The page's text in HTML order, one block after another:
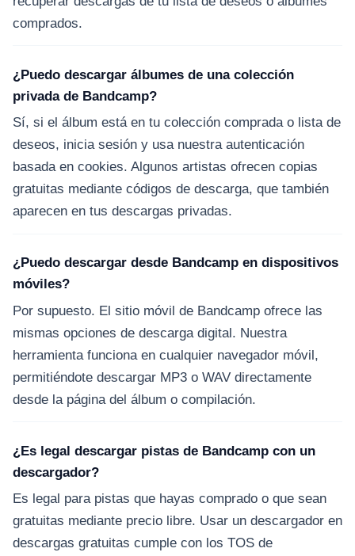
comprados.
¿Puedo descargar álbumes de una colección
privada de Bandcamp?
Sí, si el álbum está en tu colección comprada o lista de
deseos, inicia sesión y usa nuestra autenticación
basada en cookies. Algunos artistas ofrecen copias
gratuitas mediante códigos de descarga, que también
aparecen en tus descargas privadas.
¿Puedo descargar desde Bandcamp en dispositivos
móviles?
Por supuesto. El sitio móvil de Bandcamp ofrece las
mismas opciones de descarga digital. Nuestra
herramienta funciona en cualquier navegador móvil,
permitiéndote descargar MP3 o WAV directamente
desde la página del álbum o compilación.
¿Es legal descargar pistas de Bandcamp con un
descargador?
Es legal para pistas que hayas comprado o que sean
gratuitas mediante precio libre. Usar un descargador en
descargas gratuitas cumple con los TOS de